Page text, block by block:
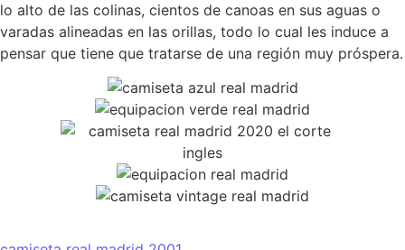
lo alto de las colinas, cientos de canoas en sus aguas o
varadas alineadas en las orillas, todo lo cual les induce a
pensar que tiene que tratarse de una región muy próspera.